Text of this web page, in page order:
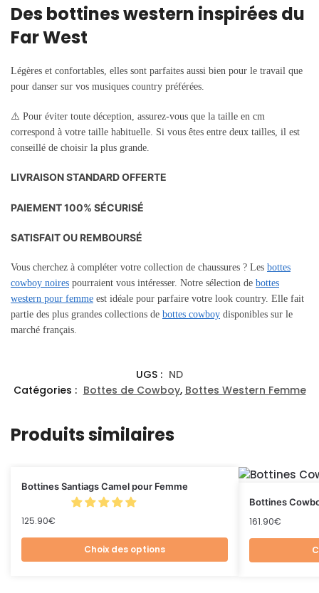
Des bottines western inspirées du
Far West
Légères et confortables, elles sont parfaites aussi bien pour le travail que
pour danser sur vos musiques country préférées.
⚠️ Pour éviter toute déception, assurez-vous que la taille en cm
correspond à votre taille habituelle. Si vous êtes entre deux tailles, il est
conseillé de choisir la plus grande.
LIVRAISON STANDARD OFFERTE
PAIEMENT 100% SÉCURISÉ
SATISFAIT OU REMBOURSÉ
Vous cherchez à compléter votre collection de chaussures ? Les bottes
cowboy noires pourraient vous intéresser. Notre sélection de bottes
western pour femme est idéale pour parfaire votre look country. Elle fait
partie des plus grandes collections de bottes cowboy disponibles sur le
marché français.
UGS : ND
Catégories : Bottes de Cowboy, Bottes Western Femme
Produits similaires
Bottines Santiags Camel pour Femme
125.90€
Choix des options
Bottines
161.90€